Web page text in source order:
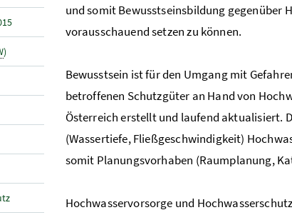
)
und somit Bewusstseinsbildung gegenüber
vorausschauend setzen zu können.
Bewusstsein ist für den Umgang mit
betroffenen Schutzgüter an Hand von
Österreich erstellt und laufend aktualisiert.
(Wassertiefe, Fließgeschwindigkeit)
somit Planungsvorhaben (Raumplanung,
Hochwasservorsorge und